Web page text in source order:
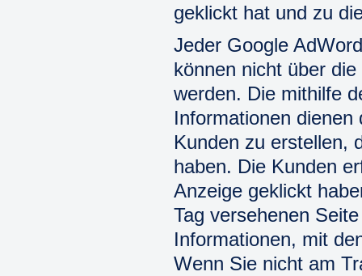
geklickt hat und zu
Jeder Google
können nicht über
werden. Die mithilfe
Informationen
Kunden zu erstellen,
haben. Die Kunden
Anzeige geklickt
Tag versehenen
Informationen, mit
Wenn Sie nicht am